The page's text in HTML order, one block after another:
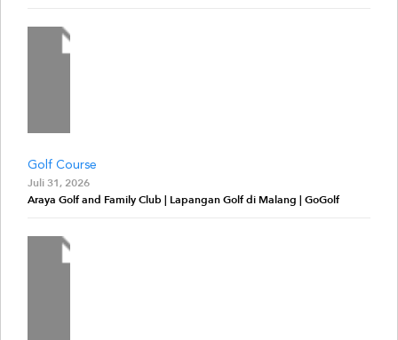
Golf Course
Juli 31, 2026
Araya Golf and Family Club | Lapangan Golf di Malang | GoGolf